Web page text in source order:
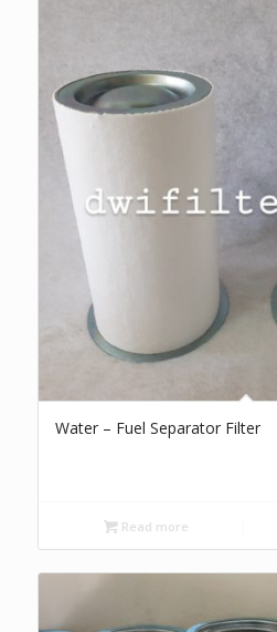
Water – Fuel Separator Filter
Read more